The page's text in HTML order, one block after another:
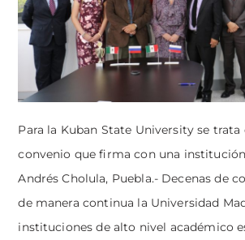
Para la Kuban State University se
convenio que firma con una
Andrés Cholula, Puebla.- Decenas de
de manera continua la Universidad
instituciones de alto nivel académico